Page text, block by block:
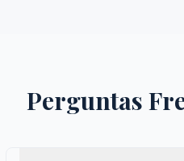
Perguntas